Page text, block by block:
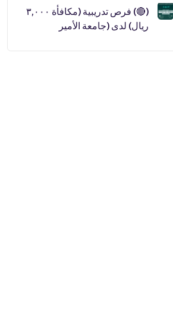
(🔴) فرص تدريبية (مكافأة ٣,٠٠٠
ريال) لدى (جامعة الأمير